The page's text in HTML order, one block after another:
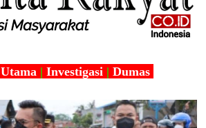
Utama | Investigasi | Dumas